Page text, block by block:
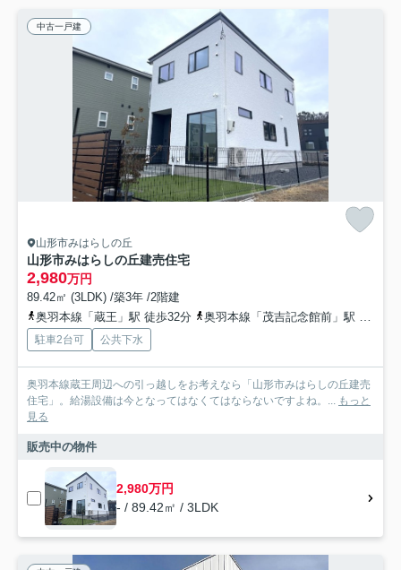
中古一戸建
山形市みはらしの丘
山形市みはらしの丘建売住宅
2,980万円
89.42㎡ (3LDK) /築3年 /2階建
奥羽本線「蔵王」駅 徒歩32分
奥羽本線「茂吉記念館前」駅 徒歩39分
駐車2台可 公共下水
奥羽本線蔵王周辺への引っ越しをお考えなら「山形市みはらしの丘建売
住宅」。給湯設備は今となってはなくてはならないですよね。... もっと
見る
販売中の物件
2,980万円
- / 89.42㎡ / 3LDK